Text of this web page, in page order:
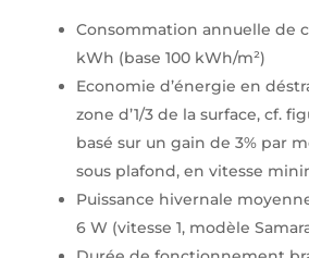
Consommation annuelle de
kWh (base 100 kWh/m²)
Economie d’énergie en
zone d’1/3 de la surface, cf.
basé sur un gain de 3% par
sous plafond, en vitesse
Puissance hivernale
6 W (vitesse 1, modèle